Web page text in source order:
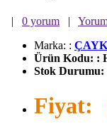
| 0 yorum |
Marka: :
Ürün Kodu: :
Stok Durumu:
Fiyat: